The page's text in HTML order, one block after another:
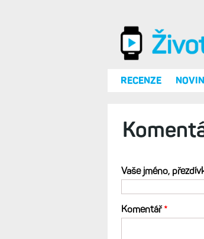
RECENZE
Vaše jméno,
Komentář*